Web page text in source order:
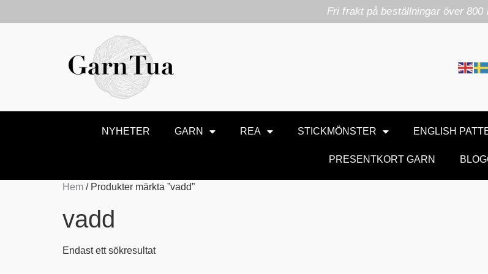
Fri frakt på beställningar över 800
NYHETER GARN REA STICKMÖNSTER ENGLISH
PRESENTKORT GARN
Hem / Produkter märkta ”vadd”
vadd
Endast ett sökresultat